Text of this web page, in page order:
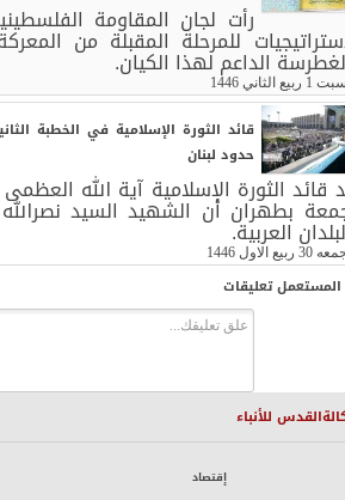
رأت لجان المقاومة
للمرحلة المقبلة من
الداعم لهذا الكيان.
ربيع الثاني 1446
قائد الثورة الإسلامية في الخطبة
حدود لبنان
قائد الثورة الإسلامية آية الله
بطهران أن الشهيد السيد
العربية.
30 ربيع الاول 1446
المستعمل تعليقات
للأنباء
إقتصاد